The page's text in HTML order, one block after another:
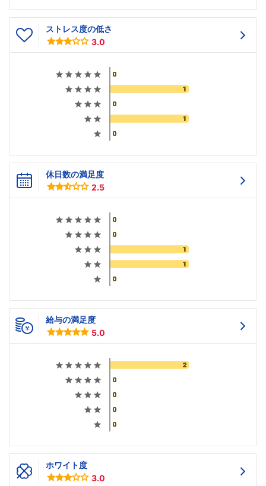
ストレス度の低さ
3.0
休日数の満足度
2.5
給与の満足度
5.0
ホワイト度
3.0